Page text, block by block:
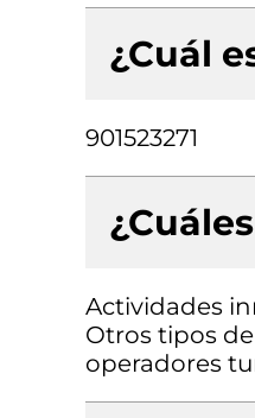
¿Cuál
901523271
Actividades
Otros tipos
operadores